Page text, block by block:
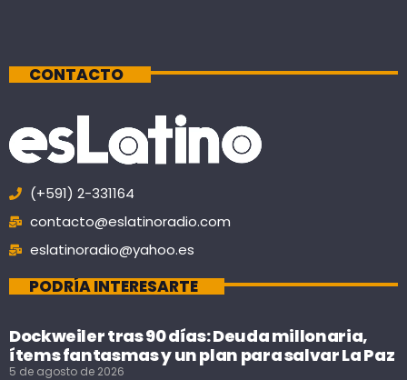
CONTACTO
(+591) 2-331164
contacto@eslatinoradio.com
eslatinoradio@yahoo.es
PODRÍA INTERESARTE
Dockweiler tras 90 días: Deuda millonaria,
ítems fantasmas y un plan para salvar La Paz
5 de agosto de 2026